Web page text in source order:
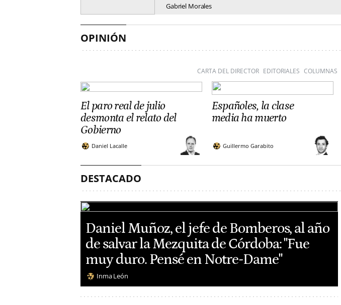
Gabriel Morales
OPINIÓN
CARTA DEL DIRECTOR EDITORIALES COLUMNAS
El paro real de julio
desmonta el relato del
Gobierno
Daniel Lacalle
Españoles, la clase
media ha muerto
Guillermo Garabito
DESTACADO
Daniel Muñoz, el jefe de Bomberos, al año
de salvar la Mezquita de Córdoba: "Fue
muy duro. Pensé en Notre-Dame"
Inma León